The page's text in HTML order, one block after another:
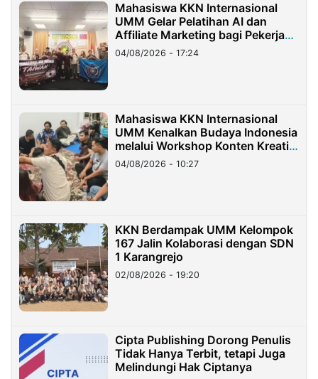
Mahasiswa KKN Internasional
UMM Gelar Pelatihan AI dan
Affiliate Marketing bagi Pekerja
Migran Indonesia di Taiwan
04/08/2026 - 17:24
Mahasiswa KKN Internasional
UMM Kenalkan Budaya Indonesia
melalui Workshop Konten Kreatif
di Taiwan
04/08/2026 - 10:27
KKN Berdampak UMM Kelompok
167 Jalin Kolaborasi dengan SDN
1 Karangrejo
02/08/2026 - 19:20
Cipta Publishing Dorong Penulis
Tidak Hanya Terbit, tetapi Juga
Melindungi Hak Ciptanya